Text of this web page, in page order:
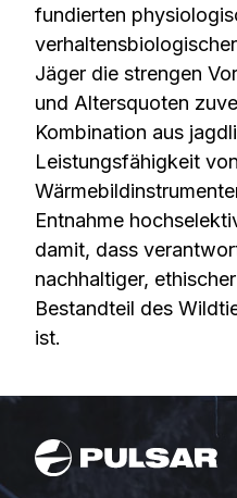
fundierten
Jäger die strengen
und Altersquoten
Kombination aus
Leistungsfähigkeit von
Entnahme
damit, dass
nachhaltiger,
Bestandteil des
ist.